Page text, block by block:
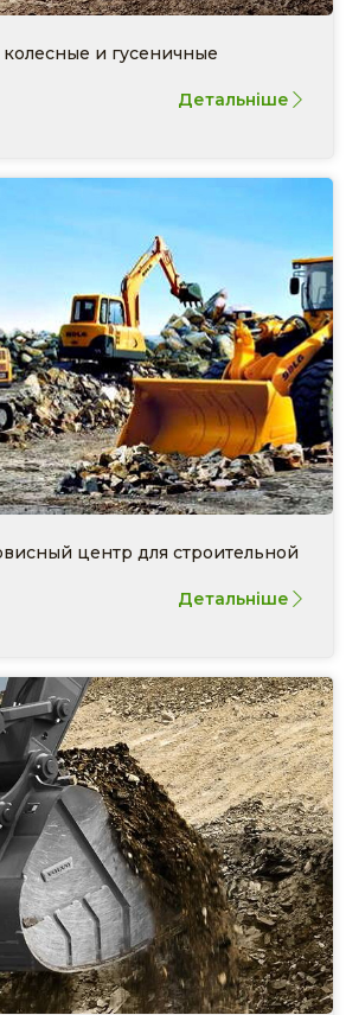
и гусеничные
Детальніше
центр для строительной
Детальніше